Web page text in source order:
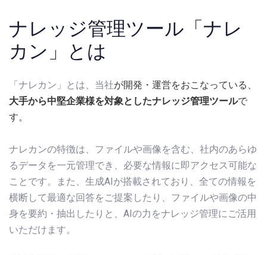
ナレッジ管理ツール「ナレ
カン」とは
「ナレカン」とは、当社が開発・運営をおこなっている、
大手から中堅企業様を対象としたナレッジ管理ツールで
す。
ナレカンの特徴は、ファイルや画像を含む、社内のあらゆ
るデータを一元管理でき、必要な情報に即アクセス可能な
ことです。また、生成AIが搭載されており、 全ての情報を
横断して最適な回答をご提案したり、 ファイルや画像の中
身を要約・抽出したりと、AIの力をナレッジ管理にご活用
いただけます。